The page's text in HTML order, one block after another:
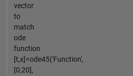
vector
to
match
ode
function
[t,x]=ode45('Function',
[0,20],